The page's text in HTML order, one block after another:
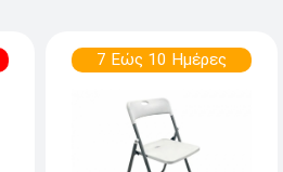
7 Εώς 10 Ημέρες